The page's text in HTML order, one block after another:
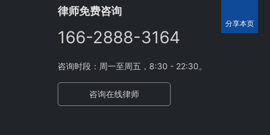
律师免费咨询
166-2888-3164
咨询时段：周一至周五，8:30 - 22:30。
咨询在线律师
分享本页